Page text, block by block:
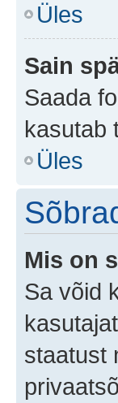
Üles
Sain
Saada
kasutab
Üles
Mis on
Sa võid
staatust